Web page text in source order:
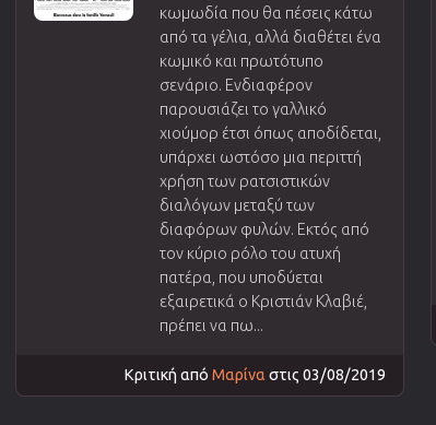
κωμωδία που θα πέσεις κάτω
από τα γέλια, αλλά διαθέτει ένα
κωμικό και πρωτότυπο
σενάριο. Ενδιαφέρον
παρουσιάζει το γαλλικό
χιούμορ έτσι όπως αποδίδεται,
υπάρχει ωστόσο μια περιττή
χρήση των ρατσιστικών
διαλόγων μεταξύ των
διαφόρων φυλών. Εκτός από
τον κύριο ρόλο του ατυχή
πατέρα, που υποδύεται
εξαιρετικά ο Κριστιάν Κλαβιέ,
πρέπει να πω...
Κριτική από Μαρίναστις 03/08/2019